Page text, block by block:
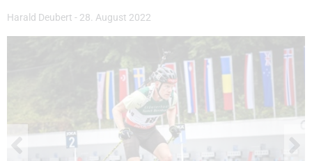
Harald Deubert - 28. August 2022